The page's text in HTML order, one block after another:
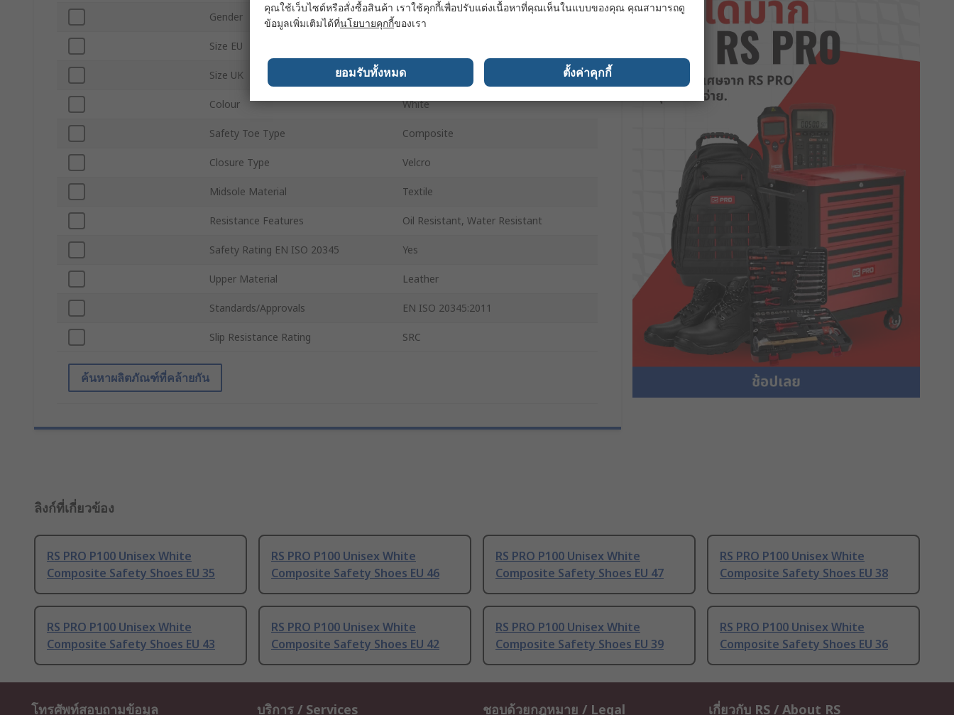
Gender Unisex
Size EU
Size UK 4
Colour White
Safety Toe Type Composite
Closure Type Velcro
Midsole Material Textile
Resistance Features Oil Resistant, Water Resistant
Safety Rating EN ISO 20345 Yes
Upper Material Leather
Standards/Approvals EN ISO 20345:2011
Slip Resistance Rating SRC
ค้นหาผลิตภัณฑ์ที่คล้ายกัน
ลิงก์ที่เกี่ยวข้อง
RS PRO P100 Unisex White
Composite Safety Shoes EU 35
RS PRO P100 Unisex White
Composite Safety Shoes EU 46
RS PRO P100 Unisex White
Composite Safety Shoes EU 47
RS PRO P100 Unisex White
Composite Safety Shoes EU 38
RS PRO P100 Unisex White
Composite Safety Shoes EU 43
RS PRO P100 Unisex White
Composite Safety Shoes EU 42
RS PRO P100 Unisex White
Composite Safety Shoes EU 39
RS PRO P100 Unisex White
Composite Safety Shoes EU 36
โทรศัพท์สอบถามข้อมูล บริการ / Services ชอบด้วยกฎหมาย / Legal เกี่ยวกับ RS / About RS
คุณใช้เว็บไซต์หรือสั่งซื้อสินค้า เราใช้คุกกี้เพื่อปรับแต่งเนื้อหาที่คุณเห็นในแบบของคุณ คุณสามารถดู
ข้อมูลเพิ่มเติมได้ที่นโยบายคุกกี้ของเรา
ยอมรับทั้งหมด ตั้งค่าคุกกี้